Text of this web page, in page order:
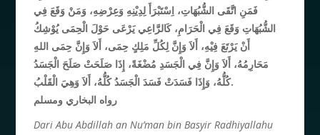
فَمَنِ اتَّقَى الشُّبُهَاتِ، اِسْتَبْرَأَ لِدِيْنِهِ وَعِرْضِهِ، وَمَنْ وَقَعَ فِي
الشُّبُهَاتِ وَقَعَ فِي الْحَرَامِ، كَالرَّاعِي يَرْعَى حَوْلَ الْحِمَى يُوْشِكُ
أَنْ يَرْتَعَ فِيْهِ، أَلاَ وَإِنَّ لِكُلِّ مَلِكٍ حِمَى، أَلاَ وَإِنَّ حِمَى اللهِ
مَحَارِمُهُ، أَلاَ وَإِنَّ فِي الْجَسَدِ مُضْغَةً، إِذَا صَلَحَتْ صَلَحَ الْجَسَدُ
كُلُّهُ، وَإِذَا فَسَدَتْ فَسَدَ الْجَسَدُ كُلُّهُ، أَلاَ وَهِيَ الْقَلْبُ.
رواه البخاري ومسلم
Dari Abu Abdillah an Nu’man bin Basyir Radhiyallahu